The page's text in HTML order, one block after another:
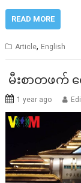
READ MORE
Article, English
မီးစာတဖက်
1 year ago